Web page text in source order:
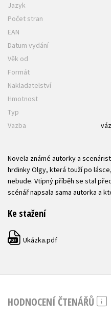
Jazyk
Počet stran
EAN
Datum vydání
Věk od
Formát
Nakladatelství
Hmotnost
Typ
Vazba
Novela známé autorky a
hrdinky Olgy, která touží po
nebude. Vtipný příběh se stal
scénář napsala sama autorka a
Ke stažení
PDF Ukázka.pdf
HODNOCENÍ ČTENÁŘŮ